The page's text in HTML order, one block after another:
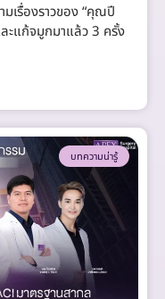
เรื่องราวของ “คุณปี
ะแก้จมูกมาแล้ว 3 ครั้ง
บทความน่ารู้